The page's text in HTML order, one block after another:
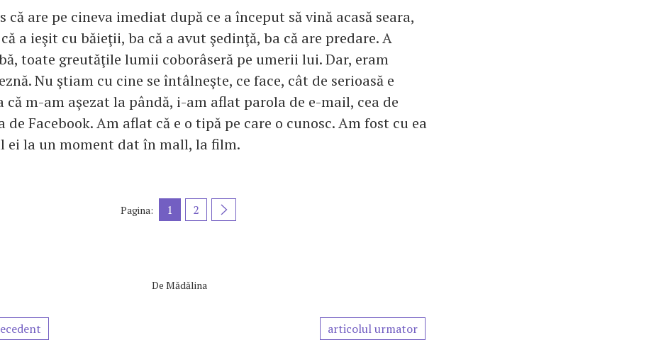
că are pe cineva imediat după ce a început să vină acasă seara,
a ieşit cu băieţii, ba că a avut şedinţă, ba că are predare. A
toate greutăţile lumii coborâseră pe umerii lui. Dar, eram
Nu ştiam cu cine se întâlneşte, ce face, cât de serioasă e
că m-am aşezat la pândă, i-am aflat parola de e-mail, cea de
de Facebook. Am aflat că e o tipă pe care o cunosc. Am fost cu ea
ei la un moment dat în mall, la film.
Pagina: 1 2
De Mădălina
articolul urmator